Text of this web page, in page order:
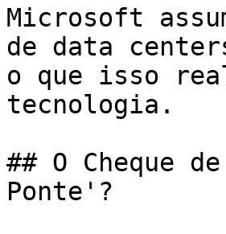
Microsoft
de data
o que isso
tecnologia.
## O Cheque
Ponte'?